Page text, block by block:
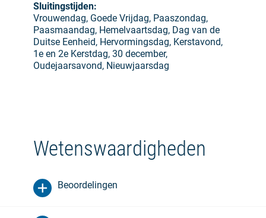
Sluitingstijden:
Vrouwendag, Goede Vrijdag, Paaszondag,
Paasmaandag, Hemelvaartsdag, Dag van de
Duitse Eenheid, Hervormingsdag, Kerstavond,
1e en 2e Kerstdag, 30 december,
Oudejaarsavond, Nieuwjaarsdag
Wetenswaardigheden
Beoordelingen